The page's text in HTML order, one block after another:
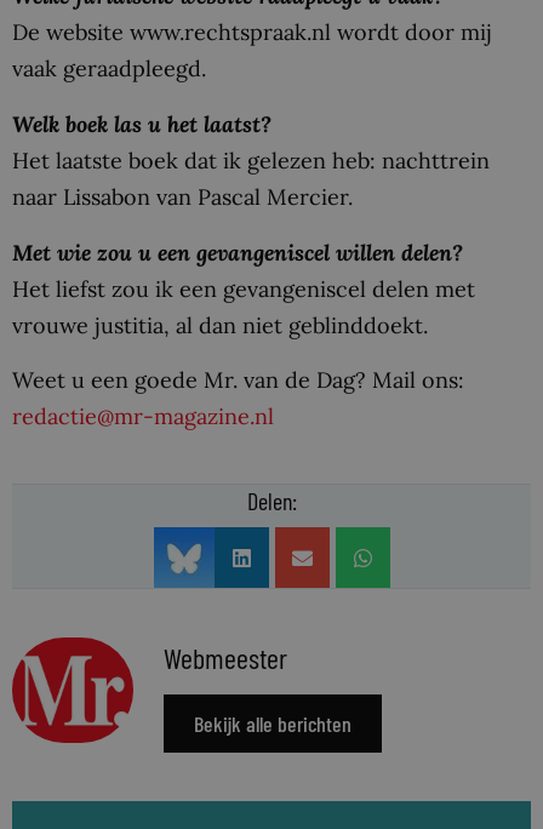
De website www.rechtspraak.nl wordt door mij
vaak geraadpleegd.
Welk boek las u het laatst?
Het laatste boek dat ik gelezen heb: nachttrein
naar Lissabon van Pascal Mercier.
Met wie zou u een gevangeniscel willen delen?
Het liefst zou ik een gevangeniscel delen met
vrouwe justitia, al dan niet geblinddoekt.
Weet u een goede Mr. van de Dag? Mail ons:
redactie@mr-magazine.nl
Delen:
Webmeester
Bekijk alle berichten